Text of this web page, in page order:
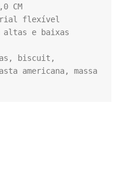
CM
flexível
e baixas
biscuit,
americana, massa